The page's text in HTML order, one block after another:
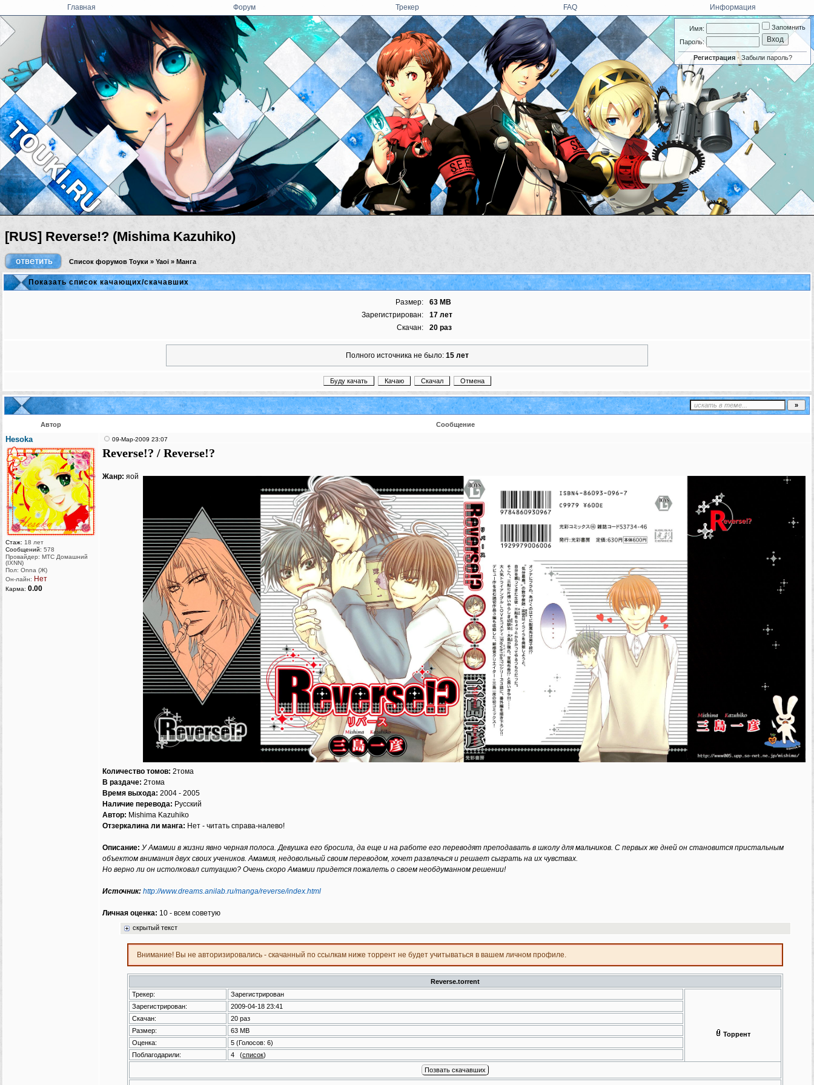
Имя:
Пароль:
Запомнить
Регистрация·Забыли пароль?
Главная Форум Трекер FAQ Информация
[RUS] Reverse!? (Mishima Kazuhiko)
Список форумов Тоуки » Yaoi » Манга
Показать список качающих/скачавших
Размер:
63 MB
Зарегистрирован:
17 лет
Скачан:
20 раз
Полного источника не было: 15 лет
Автор Сообщение
Hesoka
Стаж: 18 лет
Сообщений: 578
Провайдер: МТС Домашний
(IXNN)
Пол: Onna (Ж)
Он-лайн: Нет
Карма: 0.00
09-Мар-2009 23:07
Reverse!? / Reverse!?
Жанр: яой
Количество томов: 2тома
В раздаче: 2тома
Время выхода: 2004 - 2005
Наличие перевода: Русский
Автор: Mishima Kazuhiko
Отзеркалина ли манга: Нет - читать справа-налево!
Описание: У Амамии в жизни явно черная полоса. Девушка его бросила, да еще и на работе его переводят преподавать в школу для мальчиков. С первых же дней он становится пристальным
объектом внимания двух своих учеников. Амамия, недовольный своим переводом, хочет развлечься и решает сыграть на их чувствах.
Но верно ли он истолковал ситуацию? Очень скоро Амамии придется пожалеть о своем необдуманном решении!
Источник: http://www.dreams.anilab.ru/manga/reverse/index.html
Личная оценка: 10 - всем советую
скрытый текст
Внимание! Вы не авторизировались - скачанный по ссылкам ниже торрент не будет учитываться в вашем личном профиле.
Reverse.torrent
Трекер:
Зарегистрирован
Торрент
Зарегистрирован:
2009-04-18 23:41
Скачан:
20 раз
Размер:
63 MB
Оценка:
5 (Голосов: 6)
Поблагодарили:
4 (список)